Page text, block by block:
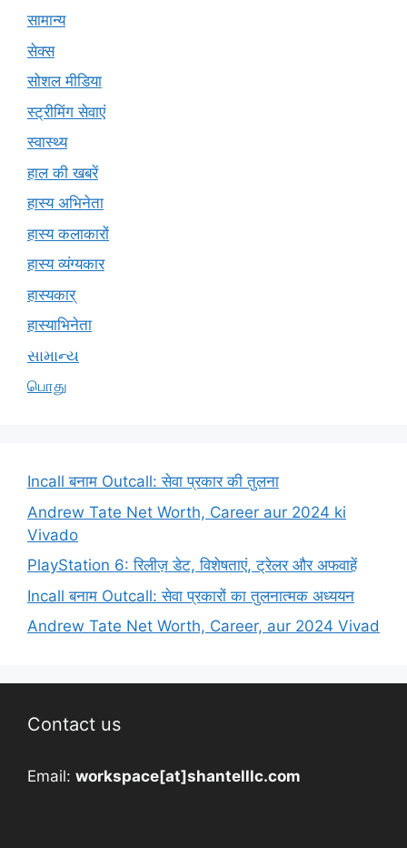
सामान्य
सेक्स
सोशल मीडिया
स्ट्रीमिंग सेवाएं
स्वास्थ्य
हाल की खबरें
हास्य अभिनेता
हास्य कलाकारों
हास्य व्यंग्यकार
हास्यकार्
हास्याभिनेता
સામાન્ય
பொது
Incall बनाम Outcall: सेवा प्रकार की तुलना
Andrew Tate Net Worth, Career aur 2024 ki
Vivado
PlayStation 6: रिलीज़ डेट, विशेषताएं, ट्रेलर और अफवाहें
Incall बनाम Outcall: सेवा प्रकारों का तुलनात्मक अध्ययन
Andrew Tate Net Worth, Career, aur 2024 Vivad
Contact us
Email: workspace[at]shantelllc.com